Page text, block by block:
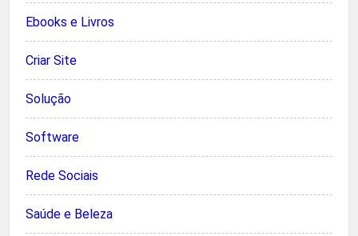
Ebooks e Livros
Criar Site
Solução
Software
Rede Sociais
Saúde e Beleza